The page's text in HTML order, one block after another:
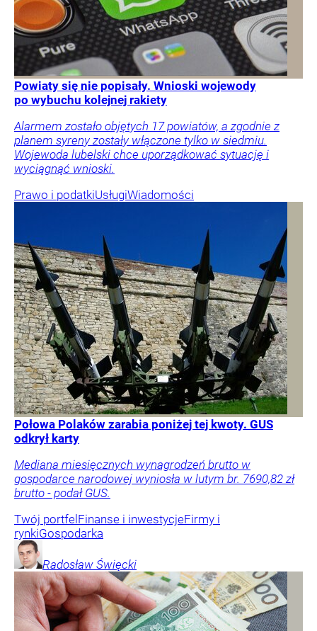
Powiaty się nie popisały. Wnioski wojewody
po wybuchu kolejnej rakiety
Alarmem zostało objętych 17 powiatów, a zgodnie z
planem syreny zostały włączone tylko w siedmiu.
Wojewoda lubelski chce uporządkować sytuację i
wyciągnąć wnioski.
Prawo i podatkiUsługiWiadomości
Połowa Polaków zarabia poniżej tej kwoty. GUS
odkrył karty
Mediana miesięcznych wynagrodzeń brutto w
gospodarce narodowej wyniosła w lutym br. 7690,82 zł
brutto - podał GUS.
Twój portfelFinanse i inwestycjeFirmy i
rynkiGospodarka
Radosław Święcki